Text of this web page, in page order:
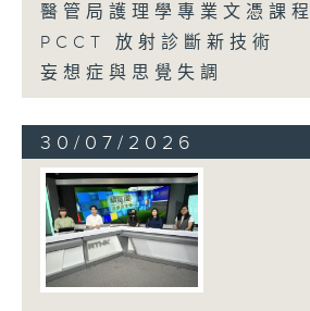
醫管局護理學專業文憑課程
PCCT 放射診斷新技術
妄想症與思覺失調
30/07/2026